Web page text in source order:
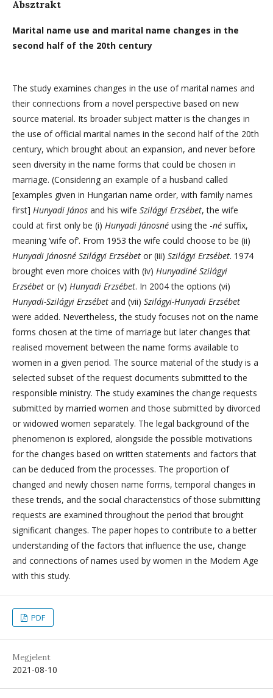
Absztrakt
Marital name use and marital name changes in the
second half of the 20th century
The study examines changes in the use of marital names and
their connections from a novel perspective based on new
source material. Its broader subject matter is the changes in
the use of official marital names in the second half of the 20th
century, which brought about an expansion, and never before
seen diversity in the name forms that could be chosen in
marriage. (Considering an example of a husband called
[examples given in Hungarian name order, with family names
first] Hunyadi János and his wife Szilágyi Erzsébet, the wife
could at first only be (i) Hunyadi Jánosné using the -né suffix,
meaning ‘wife of’. From 1953 the wife could choose to be (ii)
Hunyadi Jánosné Szilágyi Erzsébet or (iii) Szilágyi Erzsébet. 1974
brought even more choices with (iv) Hunyadiné Szilágyi
Erzsébet or (v) Hunyadi Erzsébet. In 2004 the options (vi)
Hunyadi-Szilágyi Erzsébet and (vii) Szilágyi-Hunyadi Erzsébet
were added. Nevertheless, the study focuses not on the name
forms chosen at the time of marriage but later changes that
realised movement between the name forms available to
women in a given period. The source material of the study is a
selected subset of the request documents submitted to the
responsible ministry. The study examines the change requests
submitted by married women and those submitted by divorced
or widowed women separately. The legal background of the
phenomenon is explored, alongside the possible motivations
for the changes based on written statements and factors that
can be deduced from the processes. The proportion of
changed and newly chosen name forms, temporal changes in
these trends, and the social characteristics of those submitting
requests are examined throughout the period that brought
significant changes. The paper hopes to contribute to a better
understanding of the factors that influence the use, change
and connections of names used by women in the Modern Age
with this study.
PDF
Megjelent
2021-08-10